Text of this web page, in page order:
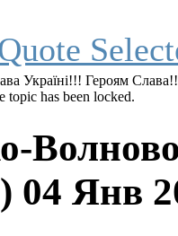
Україні!!! Героям
topic has been locked.
04 Янв